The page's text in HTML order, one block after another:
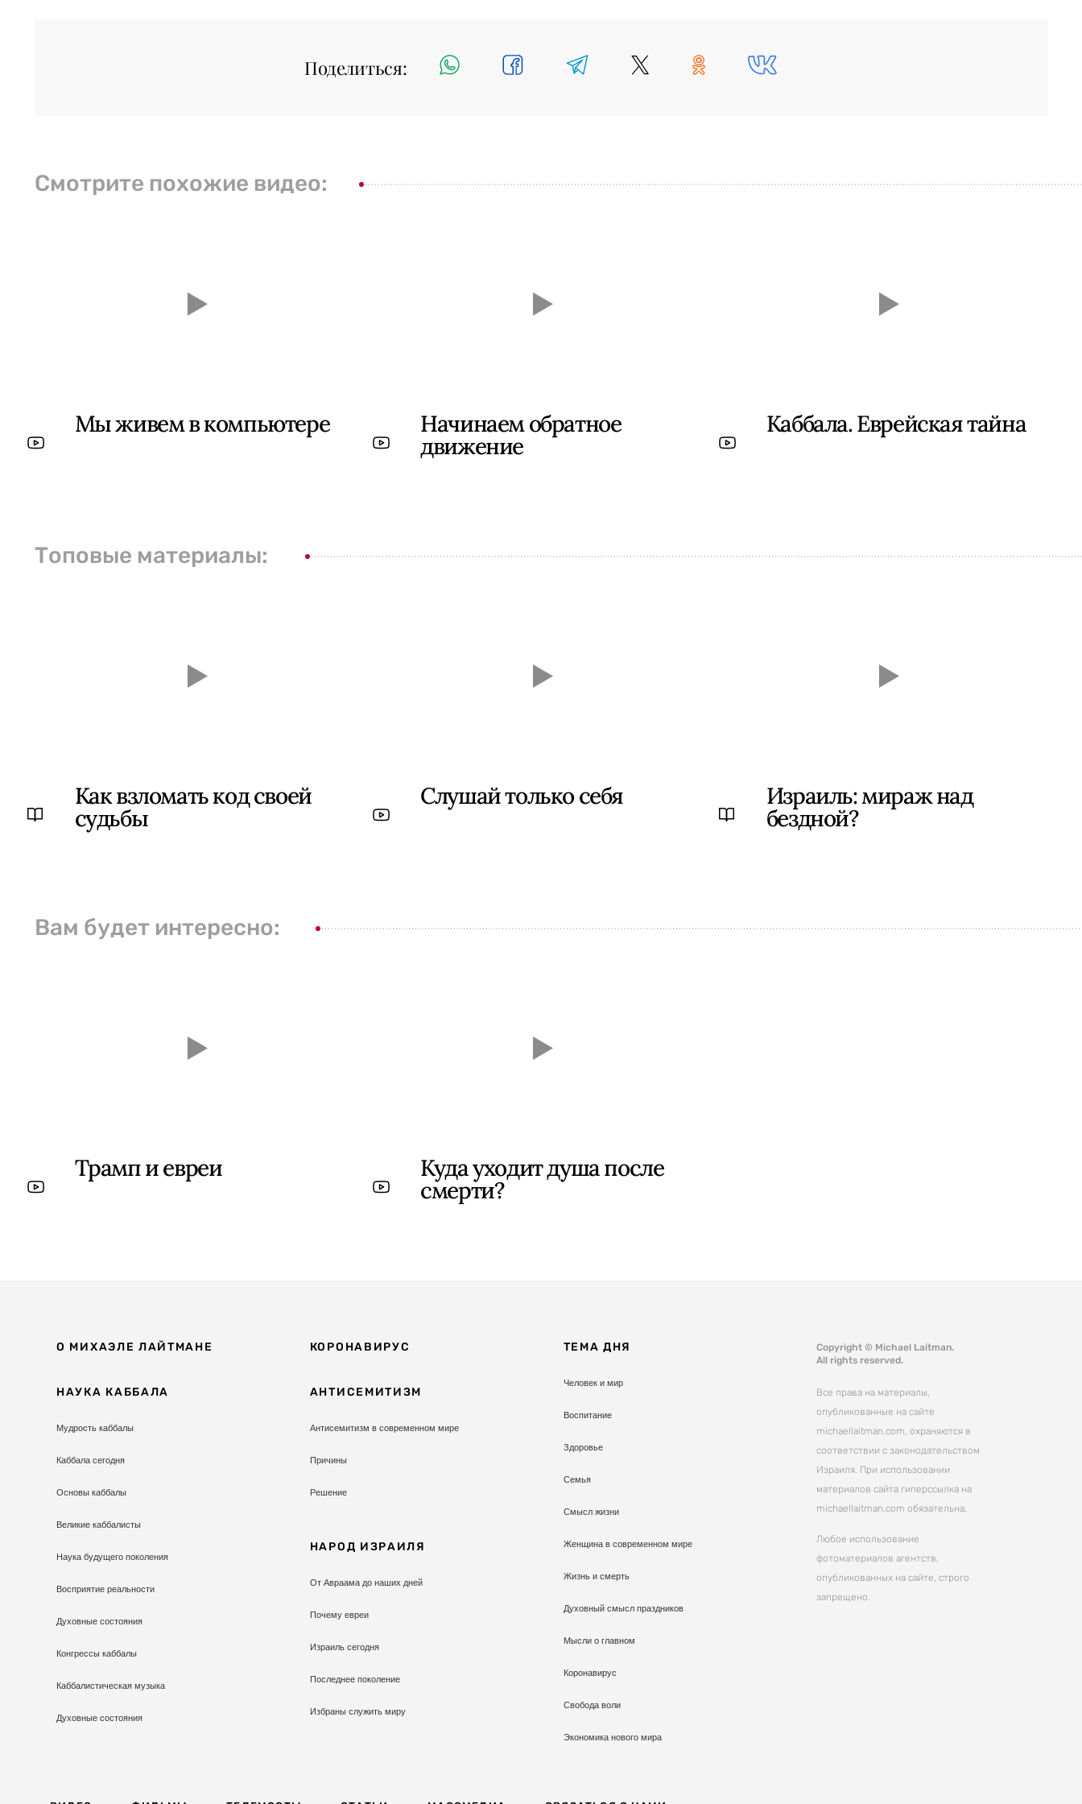
Поделиться:
Смотрите похожие видео:
Мы живем в компьютере Начинаем обратное
движение
Каббала. Еврейская тайна
Топовые материалы:
Как взломать код своей
судьбы
Слушай только себя Израиль: мираж над
бездной?
Вам будет интересно:
Трамп и евреи Куда уходит душа после
смерти?
О МИХАЭЛЕ ЛАЙТМАНЕ
НАУКА КАББАЛА
Мудрость каббалы
Каббала сегодня
Основы каббалы
Великие каббалисты
Наука будущего поколения
Восприятие реальности
Духовные состояния
Конгрессы каббалы
Каббалистическая музыка
Духовные состояния
КОРОНАВИРУС
АНТИСЕМИТИЗМ
Антисемитизм в современном мире
Причины
Решение
НАРОД ИЗРАИЛЯ
От Авраама до наших дней
Почему евреи
Израиль сегодня
Последнее поколение
Избраны служить миру
ТЕМА ДНЯ
Человек и мир
Воспитание
Здоровье
Семья
Смысл жизни
Женщина в современном мире
Жизнь и смерть
Духовный смысл праздников
Мысли о главном
Коронавирус
Свобода воли
Экономика нового мира
Copyright © Michael Laitman.
All rights reserved.
Все права на материалы,
опубликованные на сайте
michaellaitman.com, охраняются в
соответствии с законодательством
Израиля. При использовании
материалов сайта гиперссылка на
michaellaitman.com обязательна.
Любое использование
фотоматериалов агентств,
опубликованных на сайте, строго
запрещено.